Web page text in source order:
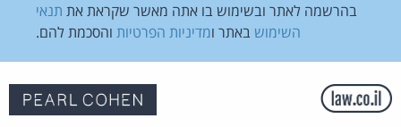
בהרשמה לאתר ובשימוש בו אתה מאשר שקראת את תנאי
השימוש באתר ומדיניות הפרטיות והסכמת להם.